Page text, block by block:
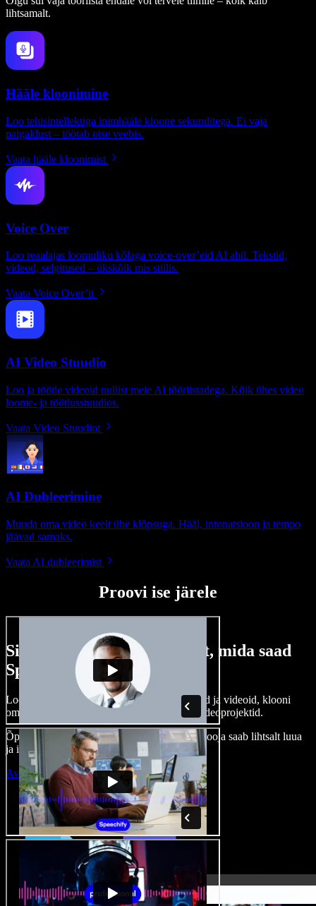
lihtsamalt.
Hääle kloonimine
Loo tehisintellektiga inimhääle kloone sekunditega. Ei vaja
paigaldust – töötab otse veebis.
Vaata hääle kloonimist
Voice Over
Loo reaalajas loomuliku kõlaga voice-over’eid AI abil. Tekstid,
videod, selgitused – ükskõik mis stiilis.
Vaata Voice Over’it
AI Video Stuudio
Loo ja töötle videoid nullist meie AI tööriistadega. Kõik ühes video
loome- ja töötlusstuudios.
Vaata Video Stuudiot
AI Dubleerimine
Muuda oma video keelt ühe klõpsuga. Hääl, intonatsioon ja tempo
jäävad samaks.
Vaata AI dubleerimist
Proovi ise järele
Siin on vaid väike osa sellest, mida saad
Speechify Studioga teha.
Loo voice-over’eid, kasuta tasuta pilte, helisid ja videoid, klooni
oma häält ja pane kokku terviklikud audio-videoprojektid.
Õppimiskõver puudub, kõik töötab veebis – looja saab lihtsalt luua
ja ideed kiiresti ellu viia.
Ava Studio